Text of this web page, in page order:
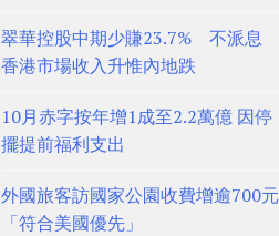
翠華控股中期少賺23.7% 不派息
香港市場收入升惟內地跌
10月赤字按年增1成至2.2萬億 因停
擺提前福利支出
外國旅客訪國家公園收費增逾700元
「符合美國優先」